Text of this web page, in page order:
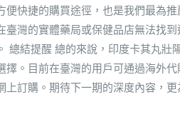
便快捷的購買途徑，也是我們最為
臺灣的實體藥局或保健品店無法找
總結提醒 總的來說，印度卡其丸
擇。目前在臺灣的用戶可通過海外
上訂購。期待下一期的深度內容，